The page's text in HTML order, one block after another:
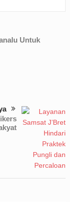
Untuk